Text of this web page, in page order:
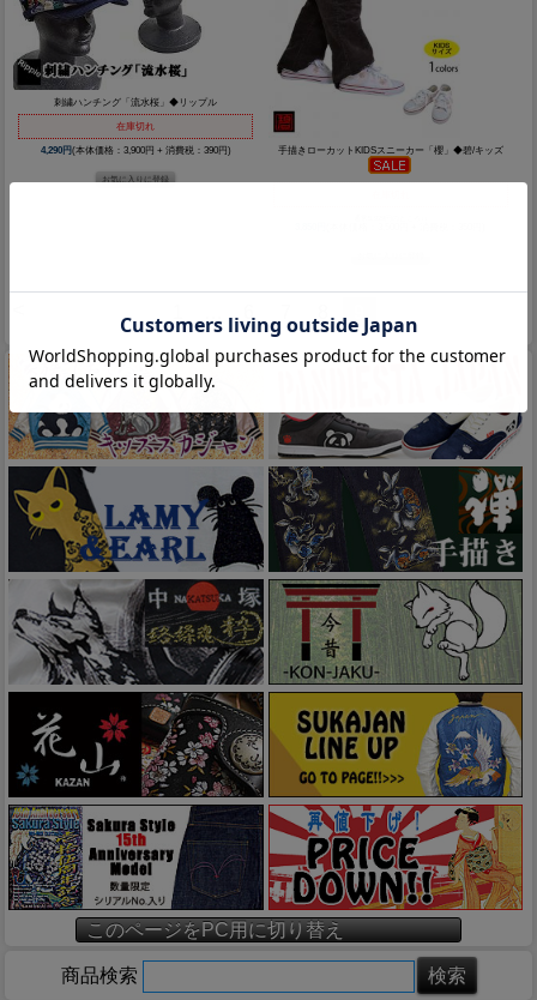
刺繍ハンチング「流水桜」◆リップル
在庫切れ
4,290円(本体価格：3,900円 + 消費税：390円) 手描きローカットKIDSスニーカー「櫻」◆碧/キッズ
このページをPC用に切り替え
商品検索